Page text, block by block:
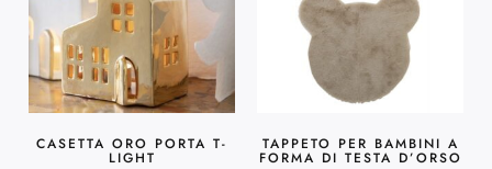
CASETTA ORO PORTA T-
LIGHT
TAPPETO PER BAMBINI A
FORMA DI TESTA D’ORSO